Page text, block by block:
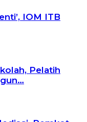
IOM ITB
Pelatih